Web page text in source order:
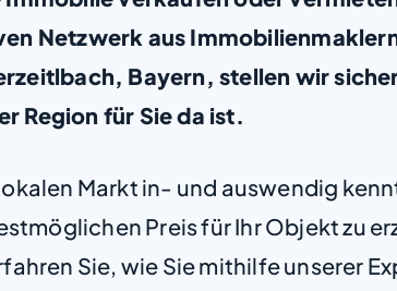
Netzwerk aus
Bayern, stellen wir
Region für Sie da ist.
Markt in- und auswendig
Preis für Ihr Objekt zu
Sie, wie Sie mithilfe unserer